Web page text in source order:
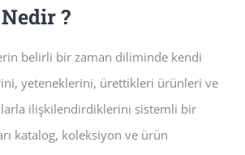
?
belirli bir zaman diliminde kendi
yeteneklerini, ürettikleri ürünleri ve
ilişkilendirdiklerini sistemli bir
katalog, koleksiyon ve ürün